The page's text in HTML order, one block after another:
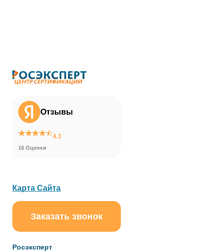
Отзывы
4.3
16 Оценки
Росэксперт
Карта Сайта
Заказать звонок
online